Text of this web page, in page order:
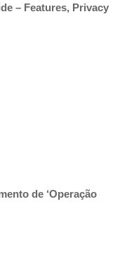
– Features, Privacy
de ‘Operação